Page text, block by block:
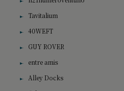
Tavitalium
40WEFT
GUY ROVER
entre amis
Alley Docks